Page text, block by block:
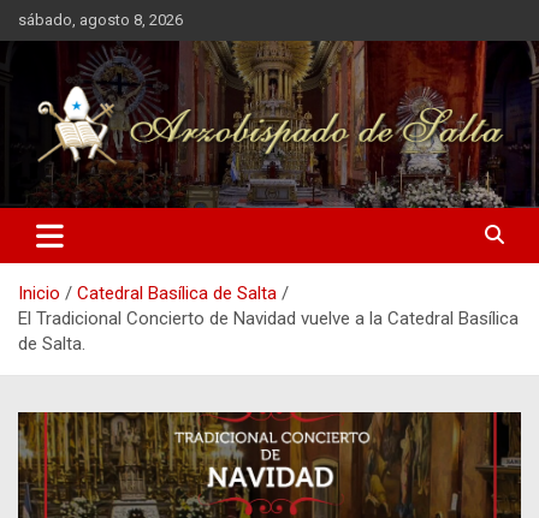
Saltar
al
contenido
sábado, agosto 8, 2026
Arzobispado de Salta
Arzobispado de Salta
Inicio
Catedral Basílica de Salta
El Tradicional Concierto de Navidad vuelve a la Catedral Basílica
de Salta.